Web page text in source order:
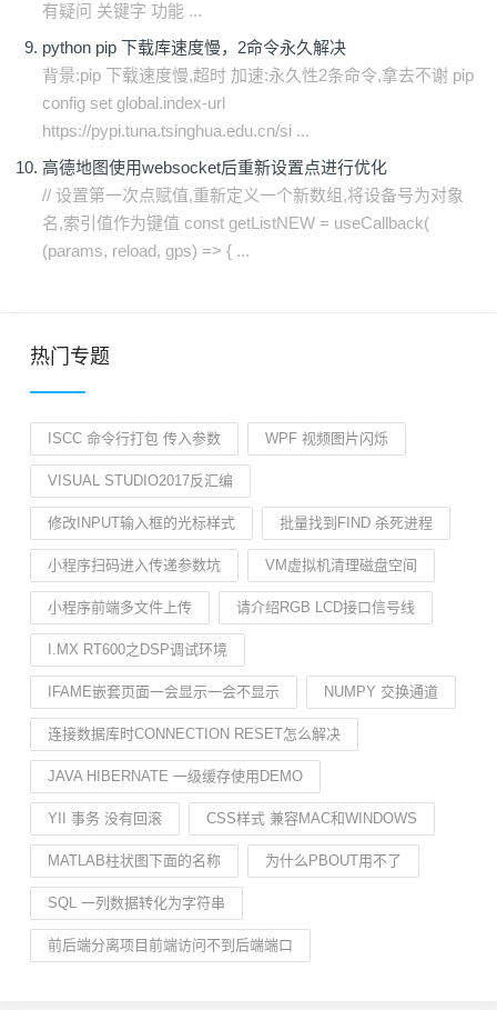
有疑问 关键字 功能 ...
python pip 下载库速度慢，2命令永久解决
背景:pip 下载速度慢,超时 加速:永久性2条命令,拿去不谢 pip
config set global.index-url
https://pypi.tuna.tsinghua.edu.cn/si ...
高德地图使用websocket后重新设置点进行优化
// 设置第一次点赋值,重新定义一个新数组,将设备号为对象
名,索引值作为键值 const getListNEW = useCallback(
(params, reload, gps) => { ...
热门专题
ISCC 命令行打包 传入参数 WPF 视频图片闪烁
VISUAL STUDIO2017反汇编
修改INPUT输入框的光标样式 批量找到FIND 杀死进程
小程序扫码进入传递参数坑 VM虚拟机清理磁盘空间
小程序前端多文件上传 请介绍RGB LCD接口信号线
I.MX RT600之DSP调试环境
IFAME嵌套页面一会显示一会不显示 NUMPY 交换通道
连接数据库时CONNECTION RESET怎么解决
JAVA HIBERNATE 一级缓存使用DEMO
YII 事务 没有回滚 CSS样式 兼容MAC和WINDOWS
MATLAB柱状图下面的名称 为什么PBOUT用不了
SQL 一列数据转化为字符串
前后端分离项目前端访问不到后端端口